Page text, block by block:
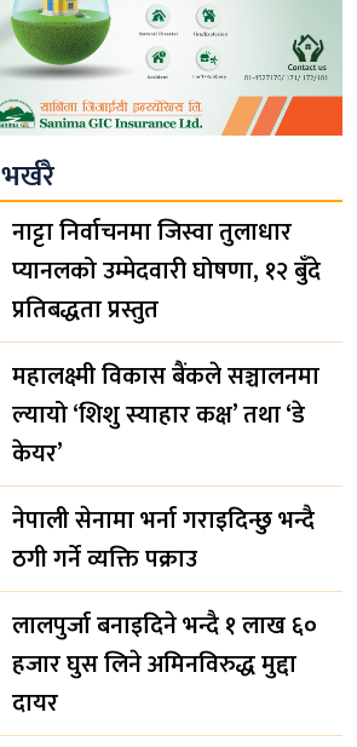
भर्खरै
नाट्टा निर्वाचनमा जिस्वा तुलाधार
प्यानलको उम्मेदवारी घोषणा, १२ बुँदे
प्रतिबद्धता प्रस्तुत
महालक्ष्मी विकास बैंकले सञ्चालनमा
ल्यायो ‘शिशु स्याहार कक्ष’ तथा ‘डे
केयर’
नेपाली सेनामा भर्ना गराइदिन्छु भन्दै
ठगी गर्ने व्यक्ति पक्राउ
लालपुर्जा बनाइदिने भन्दै १ लाख ६०
हजार घुस लिने अमिनविरुद्ध मुद्दा
दायर